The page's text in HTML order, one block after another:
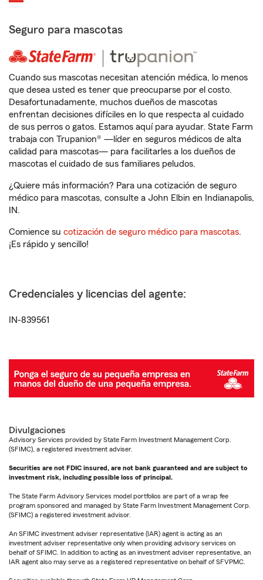
Seguro para mascotas
Cuando sus mascotas necesitan atención médica, lo menos
que desea usted es tener que preocuparse por el costo.
Desafortunadamente, muchos dueños de mascotas
enfrentan decisiones difíciles en lo que respecta al cuidado
de sus perros o gatos. Estamos aquí para ayudar. State Farm
trabaja con Trupanion® —líder en seguros médicos de alta
calidad para mascotas— para facilitarles a los dueños de
mascotas el cuidado de sus familiares peludos.
¿Quiere más información? Para una cotización de seguro
médico para mascotas, consulte a John Elbin en Indianapolis,
IN.
Comience su cotización de seguro médico para mascotas.
¡Es rápido y sencillo!
Credenciales y licencias del agente:
IN-839561
Divulgaciones
Advisory Services provided by State Farm Investment Management Corp.
(SFIMC), a registered investment adviser.
Securities are not FDIC insured, are not bank guaranteed and are subject to
investment risk, including possible loss of principal.
The State Farm Advisory Services model portfolios are part of a wrap fee
program sponsored and managed by State Farm Investment Management Corp.
(SFIMC) a registered investment advisor.
An SFIMC investment adviser representative (IAR) agent is acting as an
investment adviser representative only when providing advisory services on
behalf of SFIMC. In addition to acting as an investment adviser representative, an
IAR agent also may serve as a registered representative on behalf of SFVPMC.